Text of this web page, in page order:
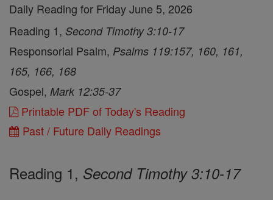
Daily Reading for Friday June 5, 2026
Reading 1, Second Timothy 3:10-17
Responsorial Psalm, Psalms 119:157, 160, 161,
165, 166, 168
Gospel, Mark 12:35-37
Printable PDF of Today's Reading
Past / Future Daily Readings
Reading 1, Second Timothy 3:10-17